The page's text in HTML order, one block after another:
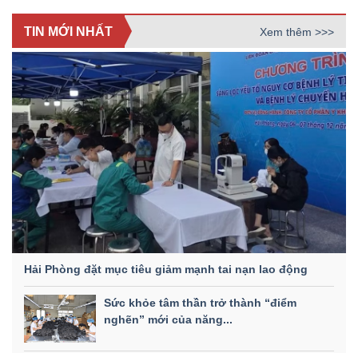
TIN MỚI NHẤT Xem thêm >>>
Hải Phòng đặt mục tiêu giảm mạnh tai nạn lao động
Sức khỏe tâm thần trở thành “điểm
nghẽn” mới của năng...